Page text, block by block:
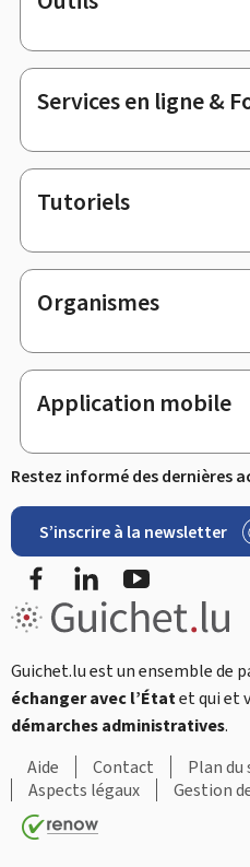
Pied
de
page
Services en ligne &
Tutoriels
Organismes
Application mobile
Restez informé des dernières
S’inscrire à la newsletter
FacebookLinkedIn
Guichet.lu est un ensemble de
échanger avec l’Étatet qui et
démarches administratives.
Aide
Contact Plan du
Aspects légaux
Gestion